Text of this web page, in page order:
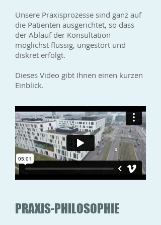
Unsere Praxisprozesse sind ganz auf
die Patienten ausgerichtet, so dass
der Ablauf der Konsultation
möglichst flüssig, ungestört und
diskret erfolgt.
Dieses Video gibt Ihnen einen kurzen
Einblick.
PRAXIS-PHILOSOPHIE